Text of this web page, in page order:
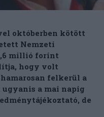
októberben kötött
Nemzeti
millió forint
hogy volt
hamarosan felkerül a
ugyanis a mai napig
de